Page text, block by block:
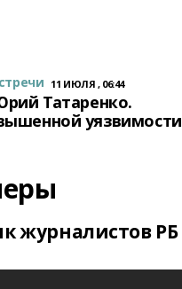
11 ИЮЛЯ , 06:44
Татаренко.
уязвимости
журналистов РБ